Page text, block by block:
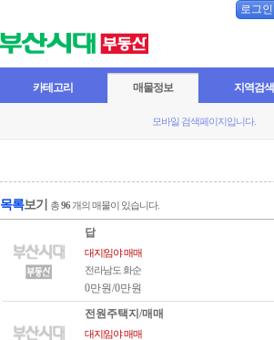
로그인
카테고리 매물정보 지역검색
모바일 검색페이지입니다.
목록보기 총96 개의 매물이 있습니다.
답
대지|임야 매매
전라남도 화순
0만원/0만원
전원주택지/매매
대지|임야 매매